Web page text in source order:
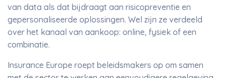
van data als dat bijdraagt aan risicopreventie en
gepersonaliseerde oplossingen. Wel zijn ze verdeeld
over het kanaal van aankoop: online, fysiek of een
combinatie.
Insurance Europe roept beleidsmakers op om samen